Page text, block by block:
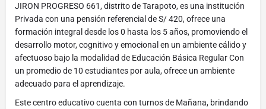
JIRON PROGRESO 661, distrito de Tarapoto, es una institución
Privada con una pensión referencial de S/ 420, ofrece una
formación integral desde los 0 hasta los 5 años, promoviendo el
desarrollo motor, cognitivo y emocional en un ambiente cálido y
afectuoso bajo la modalidad de Educación Básica Regular Con
un promedio de 10 estudiantes por aula, ofrece un ambiente
adecuado para el aprendizaje.
Este centro educativo cuenta con turnos de Mañana, brindando